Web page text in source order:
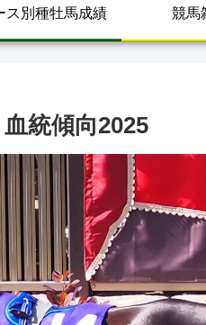
ス別種牡馬成績 競馬
統傾向2025